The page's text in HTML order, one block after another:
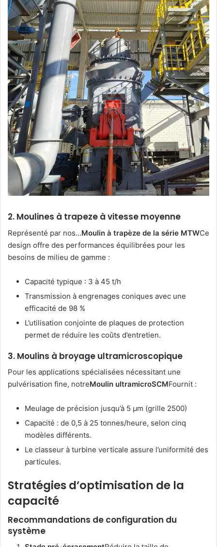
2. Moulines à trapeze à vitesse moyenne
Représenté par nos…Moulin à trapèze de la série MTWCe
design offre des performances équilibrées pour les
besoins de milieu de gamme :
Capacité typique : 3 à 45 t/h
Transmission à engrenages coniques avec une
efficacité de 98 %
L’utilisation conjointe de plaques de protection
permet de réduire les coûts d’entretien.
3. Moulins à broyage ultramicroscopique
Pour les applications spécialisées nécessitant une
pulvérisation fine, notreMoulin ultramicroSCMFournit :
Meulage de précision jusqu’à 5 μm (grille 2500)
Capacité : de 0,5 à 25 tonnes/heure, selon cinq
modèles différents.
Le classeur à turbine verticale assure l’uniformité des
particules.
Stratégies d’optimisation de la
capacité
Recommandations de configuration du
système